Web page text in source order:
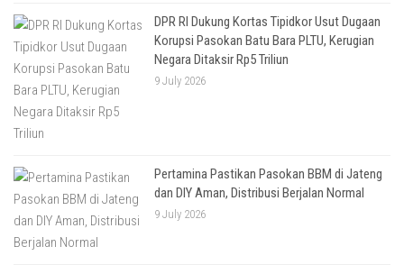
DPR RI Dukung Kortas Tipidkor Usut Dugaan
Korupsi Pasokan Batu Bara PLTU, Kerugian
Negara Ditaksir Rp5 Triliun
9 July 2026
Pertamina Pastikan Pasokan BBM di Jateng
dan DIY Aman, Distribusi Berjalan Normal
9 July 2026